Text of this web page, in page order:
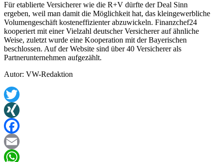
Für etablierte Versicherer wie die R+V dürfte der Deal Sinn
ergeben, weil man damit die Möglichkeit hat, das kleingewerbliche
Volumengeschäft kosteneffizienter abzuwickeln. Finanzchef24
kooperiert mit einer Vielzahl deutscher Versicherer auf ähnliche
Weise, zuletzt wurde eine Kooperation mit der Bayerischen
beschlossen. Auf der Website sind über 40 Versicherer als
Partnerunternehmen aufgezählt.
Autor: VW-Redaktion
Twitter
XING
Facebook
Email